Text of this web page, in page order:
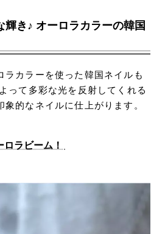
輝き♪ オーロラカラーの韓国
ラカラーを使った韓国ネイルも
って多彩な光を反射してくれる
的なネイルに仕上がります。
ラビーム！